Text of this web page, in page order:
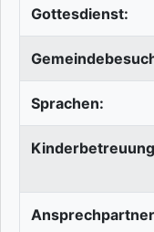
Gottesdienst:
Sprachen: